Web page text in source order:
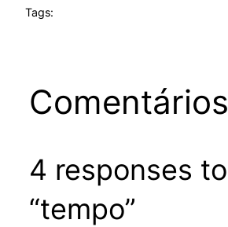
Tags:
Comentários
4 responses to
“tempo”